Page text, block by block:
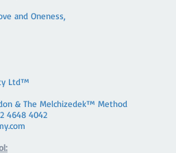
and Oneness,
Ltd™
& The Melchizedek™ Method
4648 4042